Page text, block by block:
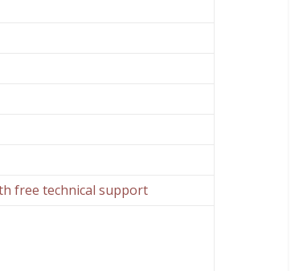
free technical support